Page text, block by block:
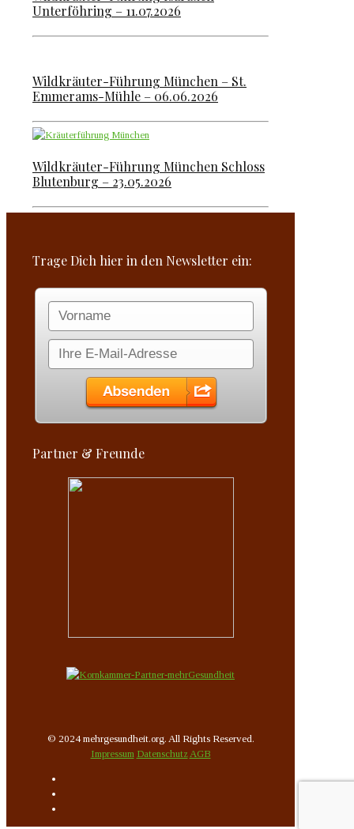
Unterföhring – 11.07.2026
Wildkräuter-Führung München – St.
Emmerams-Mühle – 06.06.2026
Wildkräuter-Führung München Schloss
Blutenburg – 23.05.2026
Trage Dich hier in den Newsletter ein:
Partner & Freunde
© 2024 mehrgesundheit.org. All Rights Reserved.
Impressum DatenschutzAGB